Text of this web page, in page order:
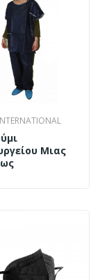
Μιας